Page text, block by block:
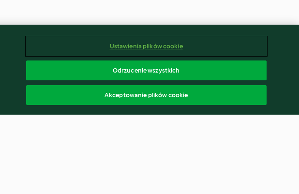
Ustawienia plików cookie
Odrzucenie wszystkich
Akceptowanie plików cookie